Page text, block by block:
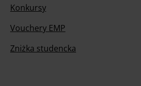
Konkursy
Vouchery EMP
Zniżka studencka